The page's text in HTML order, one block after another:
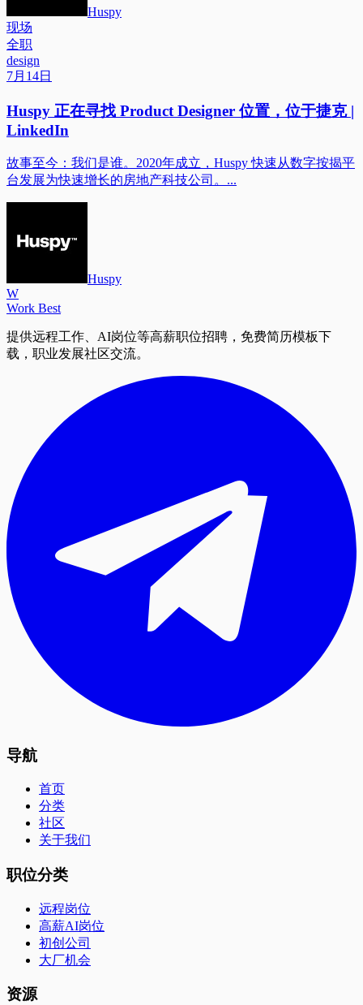
Huspy
现场
全职
design
7月14日
Huspy 正在寻找 Product Designer 位置，位于捷克 |
LinkedIn
故事至今：我们是谁。2020年成立，Huspy 快速从数字按揭平
台发展为快速增长的房地产科技公司。...
Huspy
W
Work Best
提供远程工作、AI岗位等高薪职位招聘，免费简历模板下
载，职业发展社区交流。
导航
首页
分类
社区
关于我们
职位分类
远程岗位
高薪AI岗位
初创公司
大厂机会
资源